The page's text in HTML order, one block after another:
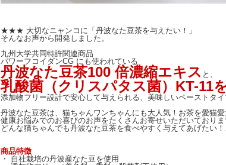
★★★ 大切なニャンコに「丹波なた豆茶を与えたい！」
そんなお声から開発しました。
九州大学共同特許関連商品
パワーフコイダンCG にも使われている
丹波なた豆茶100 倍濃縮エキス と、
乳酸菌（クリスパタス菌）KT-11
添加物フリー設計で安心して与えられる、美味しいペーストタイ
丹波なた豆茶は、猫ちゃんワンちゃんにも大人気！お茶を愛猫愛
健康お悩みでのお喜びのお声をたくさんお寄せいただいておりま
どんな猫ちゃんでも丹波なた豆茶を食べやすく与えてあげたい
商品特徴
・ 自社栽培の丹波産なた豆を使用